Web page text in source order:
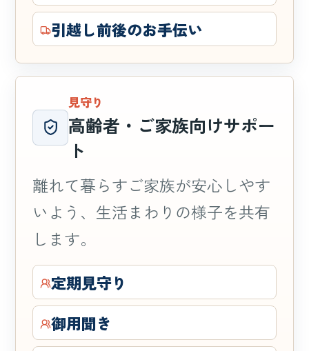
引越し前後のお手伝い
見守り
高齢者・ご家族向けサポー
ト
離れて暮らすご家族が安心しやす
いよう、生活まわりの様子を共有
します。
定期見守り
御用聞き